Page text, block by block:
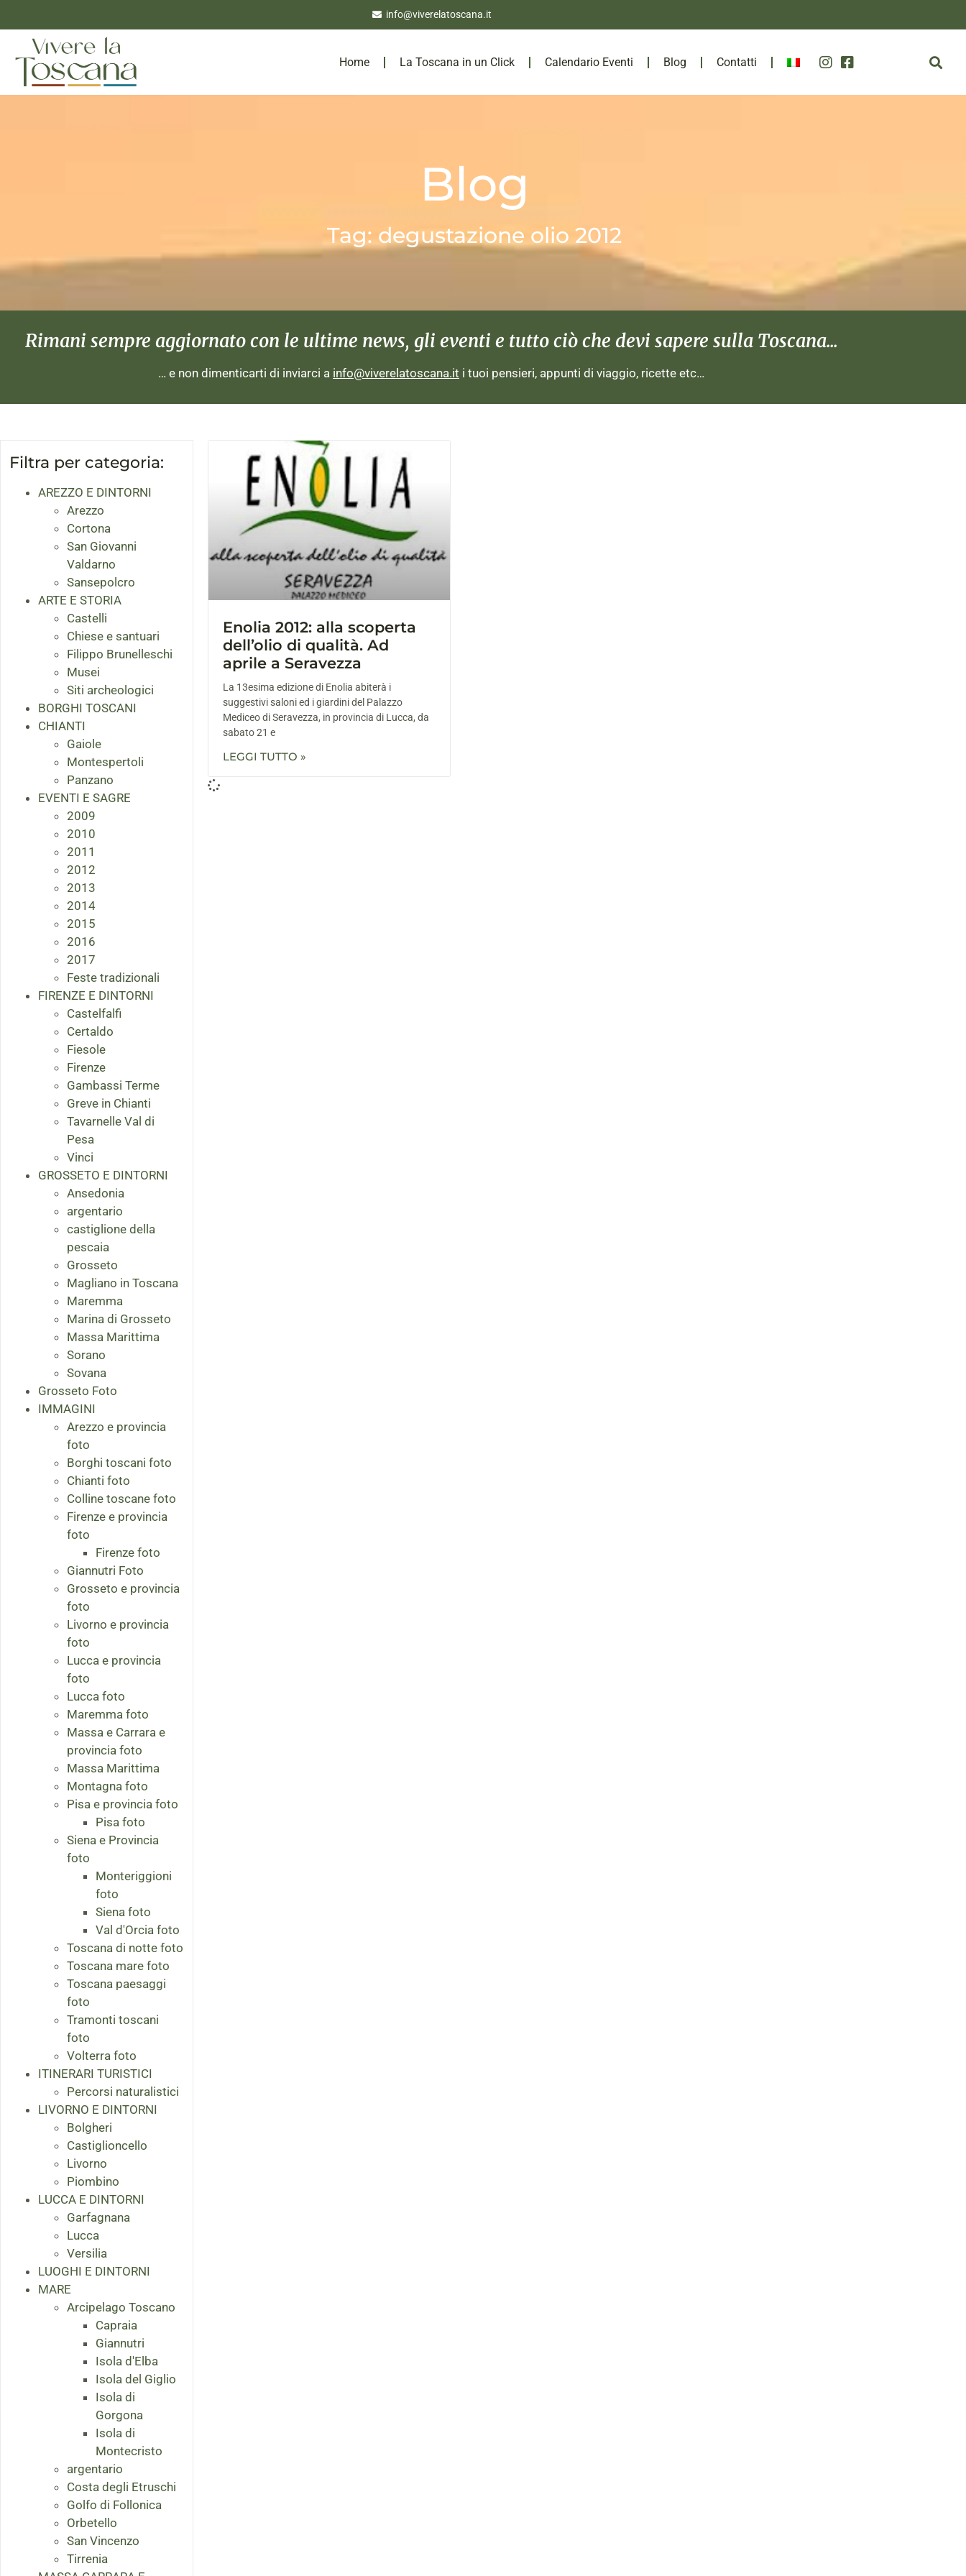
info@viverelatoscana.it
Home La Toscana in un Click Calendario Eventi Blog Contatti
Blog
Tag: degustazione olio 2012
Rimani sempre aggiornato con le ultime news, gli eventi e tutto ciò che devi sapere sulla Toscana...
… e non dimenticarti di inviarci a info@viverelatoscana.it i tuoi pensieri, appunti di viaggio, ricette etc…
Filtra per categoria:
AREZZO E DINTORNI
Arezzo
Cortona
San Giovanni
Valdarno
Sansepolcro
ARTE E STORIA
Castelli
Chiese e santuari
Filippo Brunelleschi
Musei
Siti archeologici
BORGHI TOSCANI
CHIANTI
Gaiole
Montespertoli
Panzano
EVENTI E SAGRE
2009
2010
2011
2012
2013
2014
2015
2016
2017
Feste tradizionali
FIRENZE E DINTORNI
Castelfalfi
Certaldo
Fiesole
Firenze
Gambassi Terme
Greve in Chianti
Tavarnelle Val di
Pesa
Vinci
GROSSETO E DINTORNI
Ansedonia
argentario
castiglione della
pescaia
Grosseto
Magliano in Toscana
Maremma
Marina di Grosseto
Massa Marittima
Sorano
Sovana
Grosseto Foto
IMMAGINI
Arezzo e provincia
foto
Borghi toscani foto
Chianti foto
Colline toscane foto
Firenze e provincia
foto
Firenze foto
Giannutri Foto
Grosseto e provincia
foto
Livorno e provincia
foto
Lucca e provincia
foto
Lucca foto
Maremma foto
Massa e Carrara e
provincia foto
Massa Marittima
Montagna foto
Pisa e provincia foto
Pisa foto
Siena e Provincia
foto
Monteriggioni
foto
Siena foto
Val d'Orcia foto
Toscana di notte foto
Toscana mare foto
Toscana paesaggi
foto
Tramonti toscani
foto
Volterra foto
ITINERARI TURISTICI
Percorsi naturalistici
LIVORNO E DINTORNI
Bolgheri
Castiglioncello
Livorno
Piombino
LUCCA E DINTORNI
Garfagnana
Lucca
Versilia
LUOGHI E DINTORNI
MARE
Arcipelago Toscano
Capraia
Giannutri
Isola d'Elba
Isola del Giglio
Isola di
Gorgona
Isola di
Montecristo
argentario
Costa degli Etruschi
Golfo di Follonica
Orbetello
San Vincenzo
Tirrenia
Enolia 2012: alla scoperta
dell’olio di qualità. Ad
aprile a Seravezza
La 13esima edizione di Enolia abiterà i
suggestivi saloni ed i giardini del Palazzo
Mediceo di Seravezza, in provincia di Lucca, da
sabato 21 e
LEGGI TUTTO »